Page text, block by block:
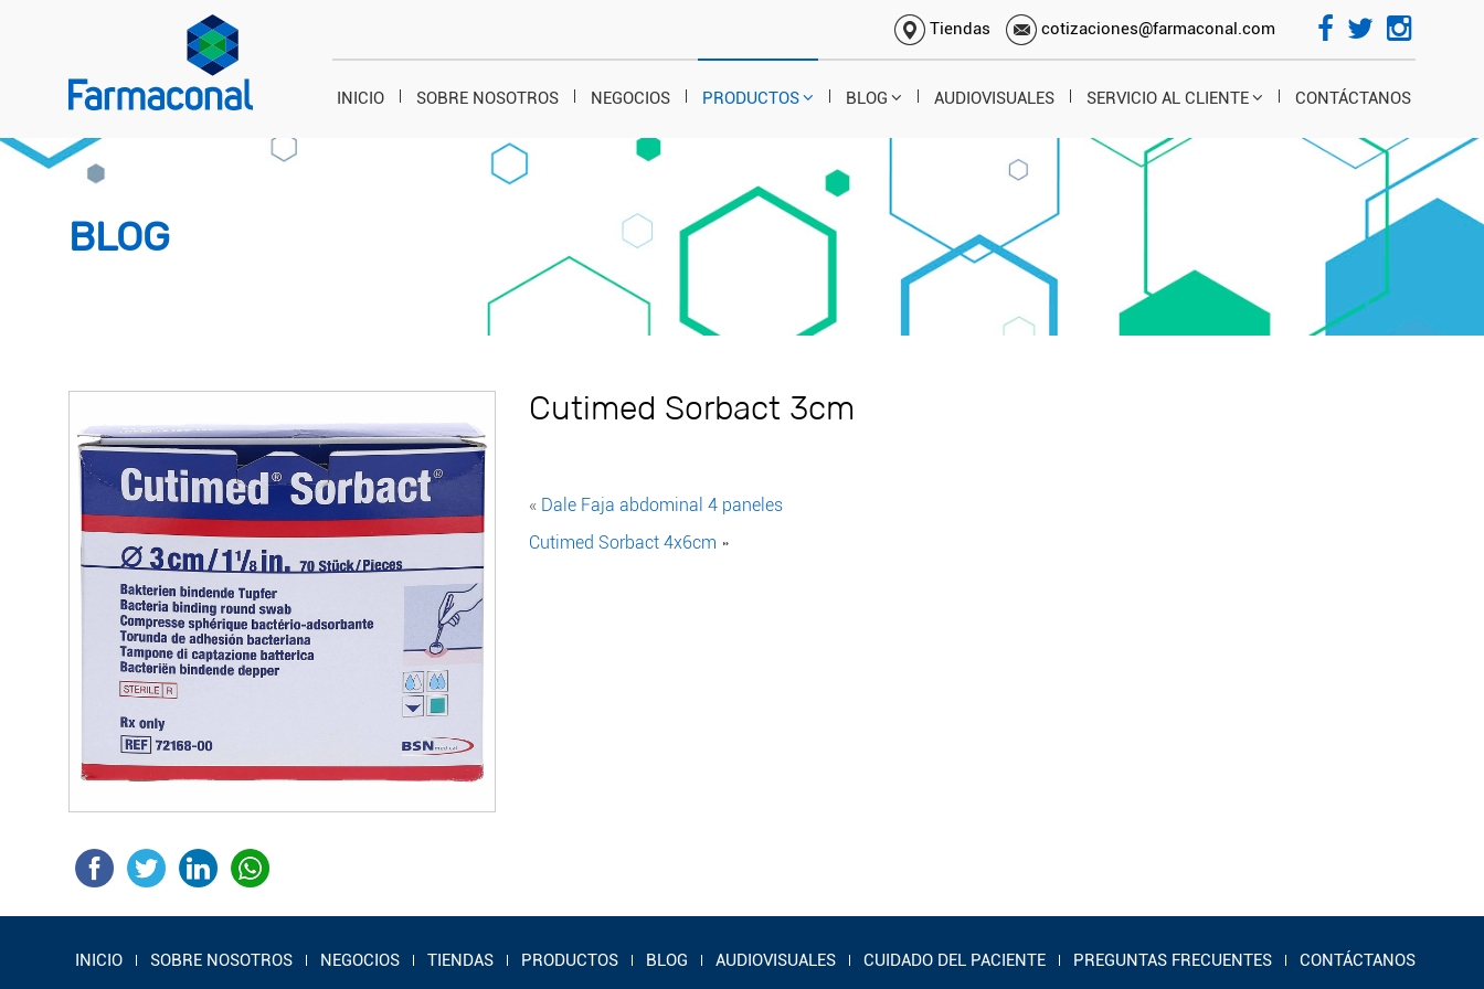
Tiendas cotizaciones@farmaconal.com
INICIO SOBRE NOSOTROS NEGOCIOS PRODUCTOS BLOG AUDIOVISUALES SERVICIO AL CLIENTE CONTÁCTANOS
BLOG
Cutimed Sorbact 3cm
« Dale Faja abdominal 4 paneles
Cutimed Sorbact 4x6cm »
INICIO SOBRE NOSOTROS NEGOCIOS TIENDAS PRODUCTOS BLOG AUDIOVISUALES CUIDADO DEL PACIENTE PREGUNTAS FRECUENTES CONTÁCTANOS